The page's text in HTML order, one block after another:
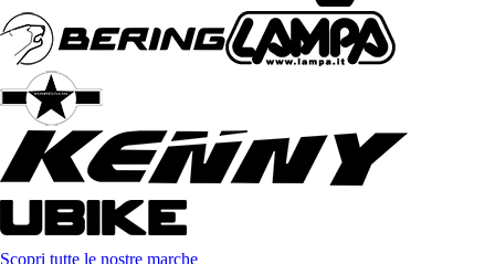
Scopri tutte le nostre marche